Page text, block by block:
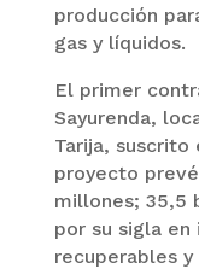
producción
gas y líquidos.
El primer
Sayurenda,
Tarija, suscrito
proyecto
millones; 35,5
por su sigla en
recuperables